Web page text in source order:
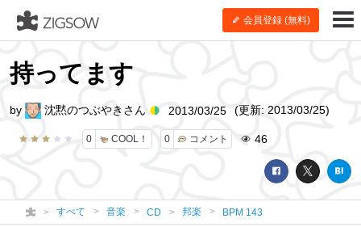
会員登録 (無料)
持ってます
0 COOL！ 0 コメント 46
by 沈黙のつぶやきさん 2013/03/25 (更新: 2013/03/25)
すべて 音楽 CD 邦楽 BPM 143